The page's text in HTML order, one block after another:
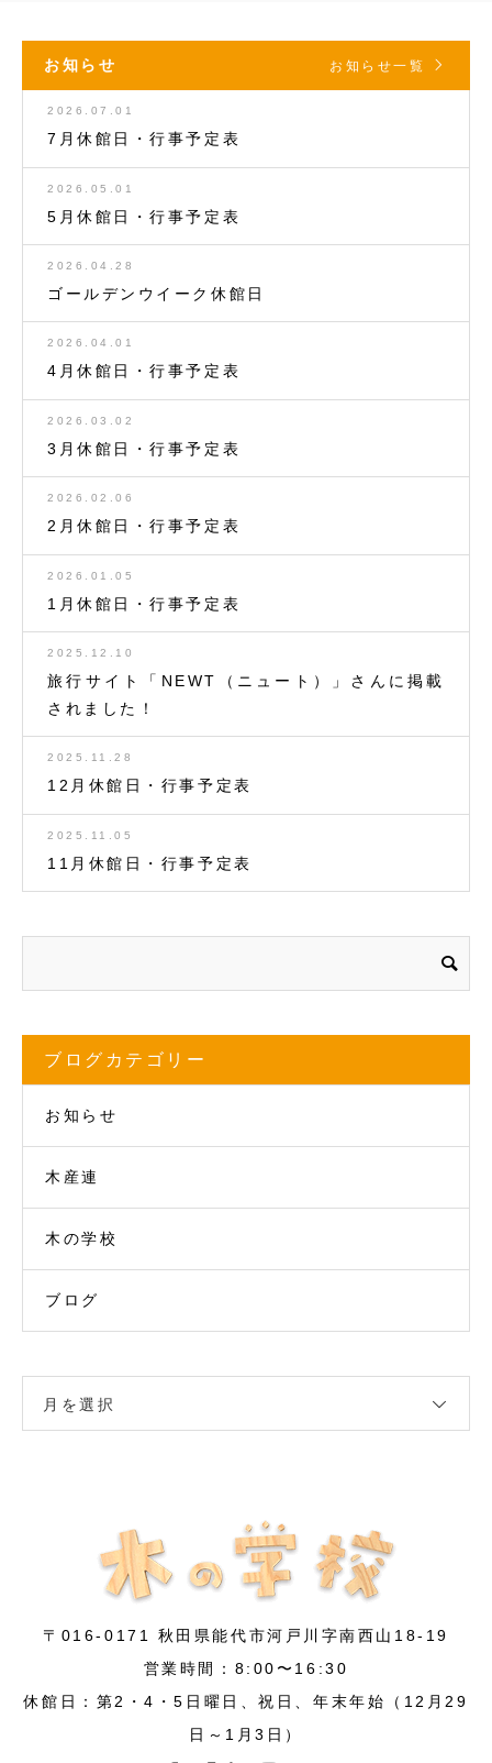
お知らせ お知らせ一覧
2026.07.01
7月休館日・行事予定表
2026.05.01
5月休館日・行事予定表
2026.04.28
ゴールデンウイーク休館日
2026.04.01
4月休館日・行事予定表
2026.03.02
3月休館日・行事予定表
2026.02.06
2月休館日・行事予定表
2026.01.05
1月休館日・行事予定表
2025.12.10
旅行サイト「NEWT（ニュート）」さんに掲載
されました！
2025.11.28
12月休館日・行事予定表
2025.11.05
11月休館日・行事予定表
ブログカテゴリー
お知らせ
木産連
木の学校
ブログ
月を選択
〒016-0171 秋田県能代市河戸川字南西山18-19
営業時間：8:00〜16:30
休館日：第2・4・5日曜日、祝日、年末年始（12月29
日～1月3日）